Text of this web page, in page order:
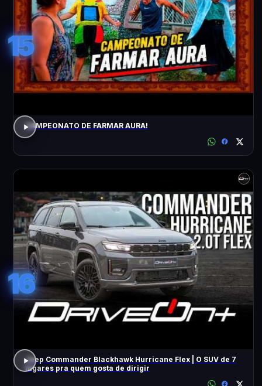
15
CAMPEONATO DE FARMAR AURA!
16
Jeep Commander Blackhawk Hurricane Flex | O SUV de 7
lugares pra quem gosta de dirigir